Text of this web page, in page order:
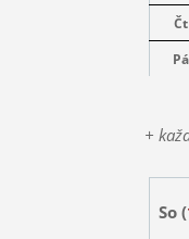
Čt
Pá
+
So (